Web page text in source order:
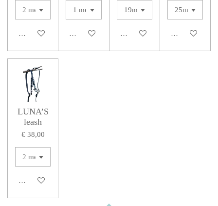
Bekijk details Bekijk details Bekijk details Bekijk details
LUNA’S
leash
€ 38,00
Bekijk details